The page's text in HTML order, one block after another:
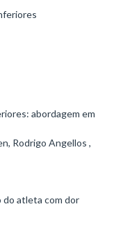
abordagem em
Rodrigo Angellos ,
do atleta com dor